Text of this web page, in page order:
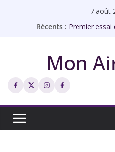
7 août
Récents : Premier essai
Abricots rôtis
Chips de
Mon